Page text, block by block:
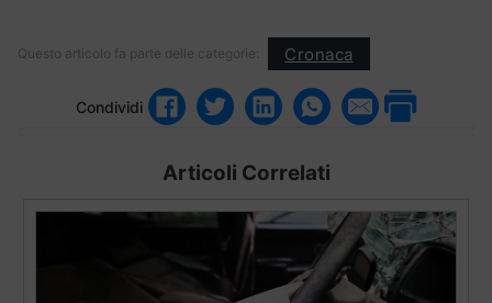
Questo articolo fa parte delle categorie: Cronaca
Condividi
Articoli Correlati